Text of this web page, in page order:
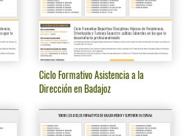
Ciclo Formativo Asistencia a la
Dirección en Badajoz